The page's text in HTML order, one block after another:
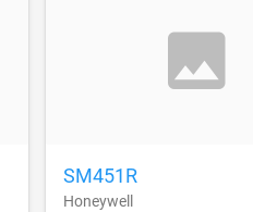
SM451R
Honeywell